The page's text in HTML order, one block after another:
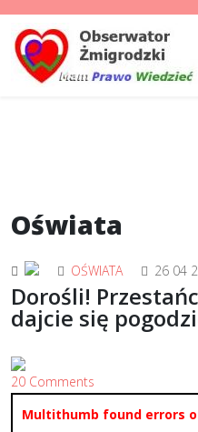
Oświata
OŚWIATA 26 04
Dorośli!
dajcie się
20 Comments
Multithumb found errors